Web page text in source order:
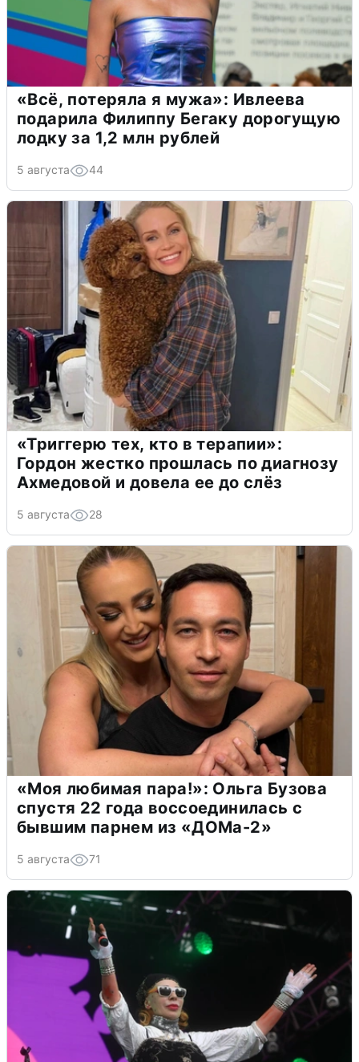
«Всё, потеряла я мужа»: Ивлеева
подарила Филиппу Бегаку дорогущую
лодку за 1,2 млн рублей
5 августа 44
«Триггерю тех, кто в терапии»:
Гордон жестко прошлась по диагнозу
Ахмедовой и довела ее до слёз
5 августа 28
«Моя любимая пара!»: Ольга Бузова
спустя 22 года воссоединилась с
бывшим парнем из «ДОМа-2»
5 августа 71